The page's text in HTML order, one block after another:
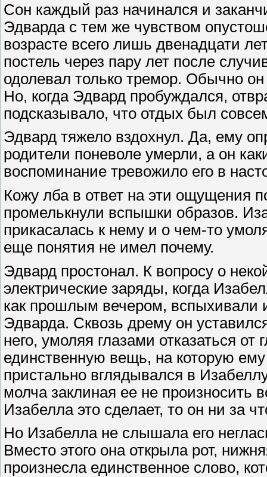
Сон каждый раз начинался и
Эдварда с тем же чувством
возрасте всего лишь двенадцати
постель через пару лет после
одолевал только тремор. Обычно
Но, когда Эдвард пробуждался,
подсказывало, что отдых был
Эдвард тяжело вздохнул. Да, ему
родители поневоле умерли, а он
воспоминание тревожило его в
Кожу лба в ответ на эти ощущения
промелькнули вспышки образов.
прикасалась к нему и о чем-то
еще понятия не имел почему.
Эдвард простонал. К вопросу о
электрические заряды, когда
как прошлым вечером, вспыхивали
Эдварда. Сквозь дрему он
него, умоляя глазами отказаться от
единственную вещь, на которую
пристально вглядывался в
молча заклиная ее не произносить
Изабелла это сделает, то он ни за
Но Изабелла не слышала его
Вместо этого она открыла рот,
произнесла единственное слово,